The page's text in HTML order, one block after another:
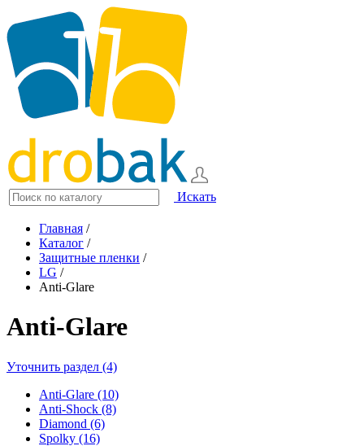
Искать
Главная /
Каталог /
Защитные пленки /
LG /
Anti-Glare
Anti-Glare
Уточнить раздел (4)
Anti-Glare (10)
Anti-Shock (8)
Diamond (6)
Spolky (16)